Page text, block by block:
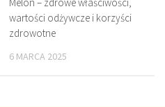
Melon – zdrowe właściwości,
wartości odżywcze i korzyści
zdrowotne
6 MARCA 2025